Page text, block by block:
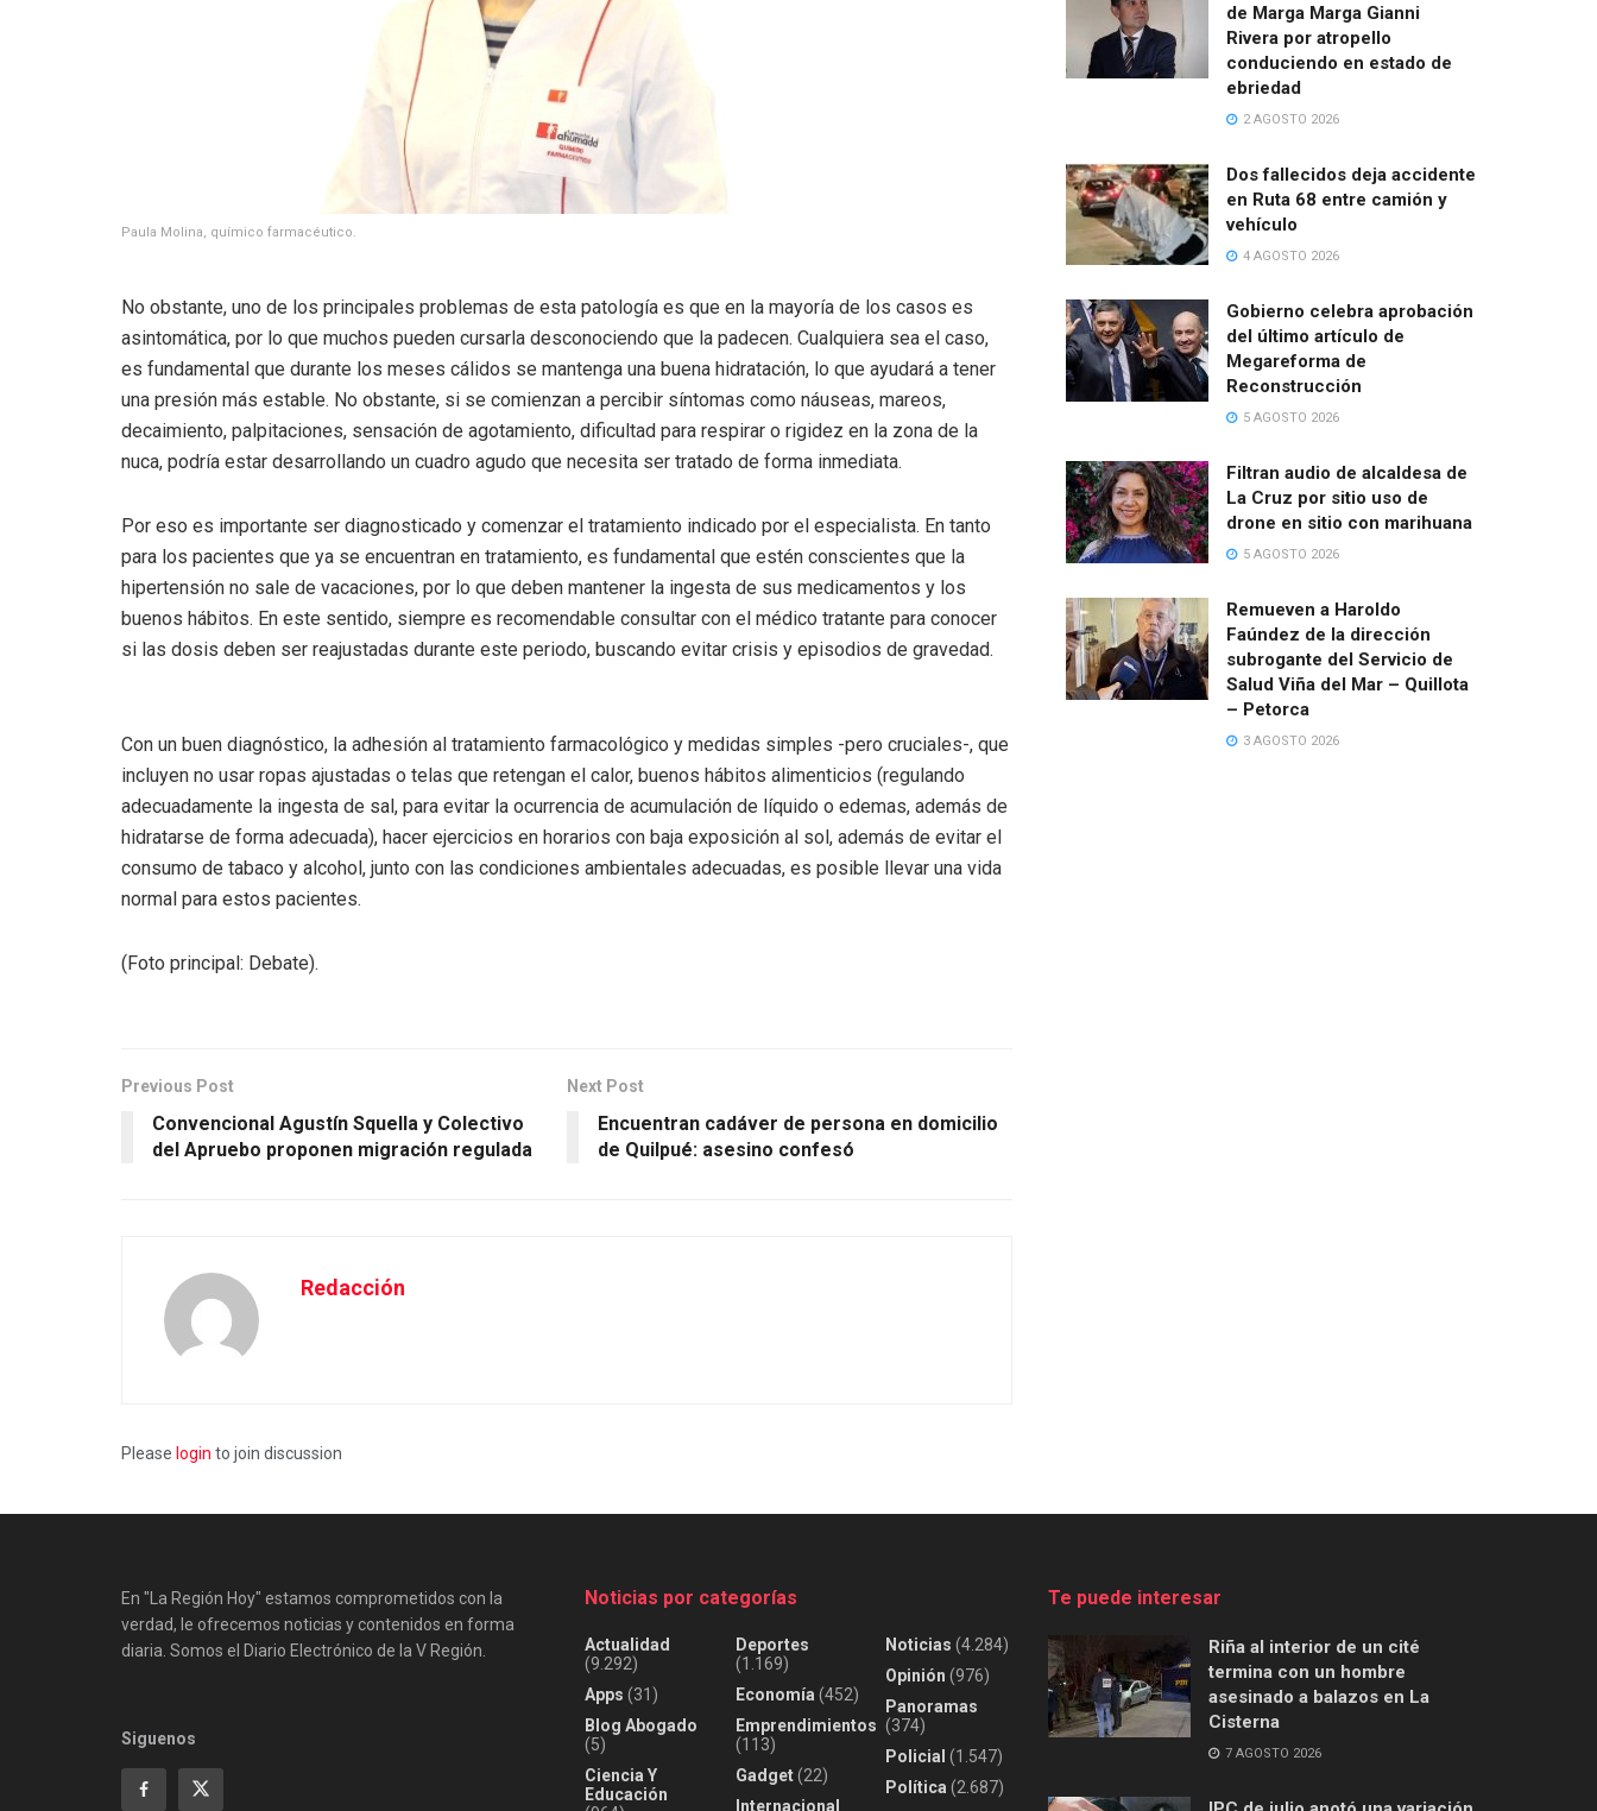
Paula Molina, químico farmacéutico.
No obstante, uno de los principales problemas de esta patología es que en la mayoría de los casos es
asintomática, por lo que muchos pueden cursarla desconociendo que la padecen. Cualquiera sea el caso,
es fundamental que durante los meses cálidos se mantenga una buena hidratación, lo que ayudará a tener
una presión más estable. No obstante, si se comienzan a percibir síntomas como náuseas, mareos,
decaimiento, palpitaciones, sensación de agotamiento, dificultad para respirar o rigidez en la zona de la
nuca, podría estar desarrollando un cuadro agudo que necesita ser tratado de forma inmediata.
Por eso es importante ser diagnosticado y comenzar el tratamiento indicado por el especialista. En tanto
para los pacientes que ya se encuentran en tratamiento, es fundamental que estén conscientes que la
hipertensión no sale de vacaciones, por lo que deben mantener la ingesta de sus medicamentos y los
buenos hábitos. En este sentido, siempre es recomendable consultar con el médico tratante para conocer
si las dosis deben ser reajustadas durante este periodo, buscando evitar crisis y episodios de gravedad.
Con un buen diagnóstico, la adhesión al tratamiento farmacológico y medidas simples -pero cruciales-, que
incluyen no usar ropas ajustadas o telas que retengan el calor, buenos hábitos alimenticios (regulando
adecuadamente la ingesta de sal, para evitar la ocurrencia de acumulación de líquido o edemas, además de
hidratarse de forma adecuada), hacer ejercicios en horarios con baja exposición al sol, además de evitar el
consumo de tabaco y alcohol, junto con las condiciones ambientales adecuadas, es posible llevar una vida
normal para estos pacientes.
(Foto principal: Debate).
Previous Post
Convencional Agustín Squella y Colectivo
del Apruebo proponen migración regulada
Next Post
Encuentran cadáver de persona en domicilio
de Quilpué: asesino confesó
Redacción
Please login to join discussion
de Marga Marga Gianni
Rivera por atropello
conduciendo en estado de
ebriedad
2 AGOSTO 2026
Dos fallecidos deja accidente
en Ruta 68 entre camión y
vehículo
4 AGOSTO 2026
Gobierno celebra aprobación
del último artículo de
Megareforma de
Reconstrucción
5 AGOSTO 2026
Filtran audio de alcaldesa de
La Cruz por sitio uso de
drone en sitio con marihuana
5 AGOSTO 2026
Remueven a Haroldo
Faúndez de la dirección
subrogante del Servicio de
Salud Viña del Mar – Quillota
– Petorca
3 AGOSTO 2026
En "La Región Hoy" estamos comprometidos con la
verdad, le ofrecemos noticias y contenidos en forma
diaria. Somos el Diario Electrónico de la V Región.
Siguenos
Noticias por categorías
Actualidad
(9.292)
Apps (31)
Blog Abogado
(5)
Ciencia Y
Educación
Deportes
(1.169)
Economía (452)
Emprendimientos
(113)
Gadget(22)
Internacional
Noticias (4.284)
Opinión (976)
Panoramas
(374)
Policial (1.547)
Política (2.687)
Te puede interesar
Riña al interior de un cité
termina con un hombre
asesinado a balazos en La
Cisterna
7 AGOSTO 2026